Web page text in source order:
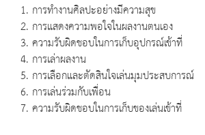
1. การทำงานศิลปะอย่างมีความสุข
2. การแสดงความพอใจในผลงานตนเอง
3. ความรับผิดชอบในการเก็บอุปกรณ์เข้าที่
4. การเล่าผลงาน
5. การเลือกและตัดสินใจเล่นมุมประสบการณ์
6. การเล่นร่วมกับเพื่อน
7. ความรับผิดชอบในการเก็บของเล่นเข้าที่